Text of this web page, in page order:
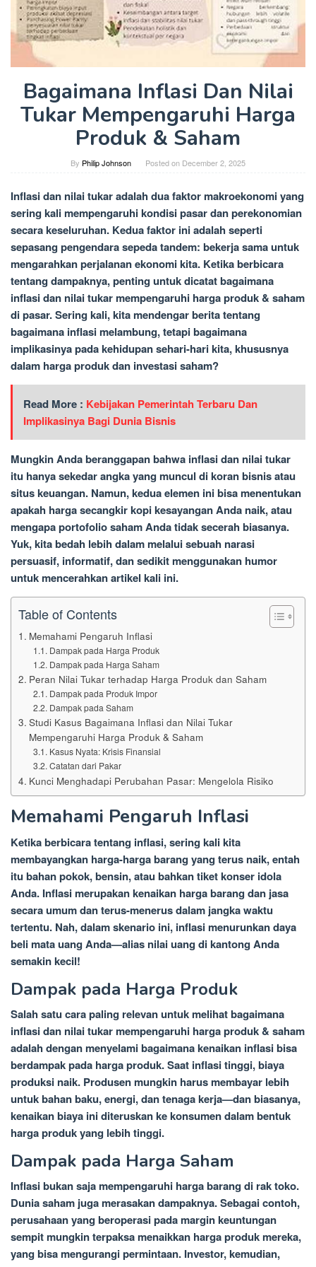
Bagaimana Inflasi Dan Nilai
Tukar Mempengaruhi Harga
Produk & Saham
By Philip Johnson Posted on December 2, 2025
Inflasi dan nilai tukar adalah dua faktor makroekonomi yang
sering kali mempengaruhi kondisi pasar dan perekonomian
secara keseluruhan. Kedua faktor ini adalah seperti
sepasang pengendara sepeda tandem: bekerja sama untuk
mengarahkan perjalanan ekonomi kita. Ketika berbicara
tentang dampaknya, penting untuk dicatat bagaimana
inflasi dan nilai tukar mempengaruhi harga produk & saham
di pasar. Sering kali, kita mendengar berita tentang
bagaimana inflasi melambung, tetapi bagaimana
implikasinya pada kehidupan sehari-hari kita, khususnya
dalam harga produk dan investasi saham?
Read More : Kebijakan Pemerintah Terbaru Dan
Implikasinya Bagi Dunia Bisnis
Mungkin Anda beranggapan bahwa inflasi dan nilai tukar
itu hanya sekedar angka yang muncul di koran bisnis atau
situs keuangan. Namun, kedua elemen ini bisa menentukan
apakah harga secangkir kopi kesayangan Anda naik, atau
mengapa portofolio saham Anda tidak secerah biasanya.
Yuk, kita bedah lebih dalam melalui sebuah narasi
persuasif, informatif, dan sedikit menggunakan humor
untuk mencerahkan artikel kali ini.
Table of Contents
Memahami Pengaruh Inflasi
Dampak pada Harga Produk
Dampak pada Harga Saham
Peran Nilai Tukar terhadap Harga Produk dan Saham
Dampak pada Produk Impor
Dampak pada Saham
Studi Kasus Bagaimana Inflasi dan Nilai Tukar
Mempengaruhi Harga Produk & Saham
Kasus Nyata: Krisis Finansial
Catatan dari Pakar
Kunci Menghadapi Perubahan Pasar: Mengelola Risiko
Memahami Pengaruh Inflasi
Ketika berbicara tentang inflasi, sering kali kita
membayangkan harga-harga barang yang terus naik, entah
itu bahan pokok, bensin, atau bahkan tiket konser idola
Anda. Inflasi merupakan kenaikan harga barang dan jasa
secara umum dan terus-menerus dalam jangka waktu
tertentu. Nah, dalam skenario ini, inflasi menurunkan daya
beli mata uang Anda—alias nilai uang di kantong Anda
semakin kecil!
Dampak pada Harga Produk
Salah satu cara paling relevan untuk melihat bagaimana
inflasi dan nilai tukar mempengaruhi harga produk & saham
adalah dengan menyelami bagaimana kenaikan inflasi bisa
berdampak pada harga produk. Saat inflasi tinggi, biaya
produksi naik. Produsen mungkin harus membayar lebih
untuk bahan baku, energi, dan tenaga kerja—dan biasanya,
kenaikan biaya ini diteruskan ke konsumen dalam bentuk
harga produk yang lebih tinggi.
Dampak pada Harga Saham
Inflasi bukan saja mempengaruhi harga barang di rak toko.
Dunia saham juga merasakan dampaknya. Sebagai contoh,
perusahaan yang beroperasi pada margin keuntungan
sempit mungkin terpaksa menaikkan harga produk mereka,
yang bisa mengurangi permintaan. Investor, kemudian,